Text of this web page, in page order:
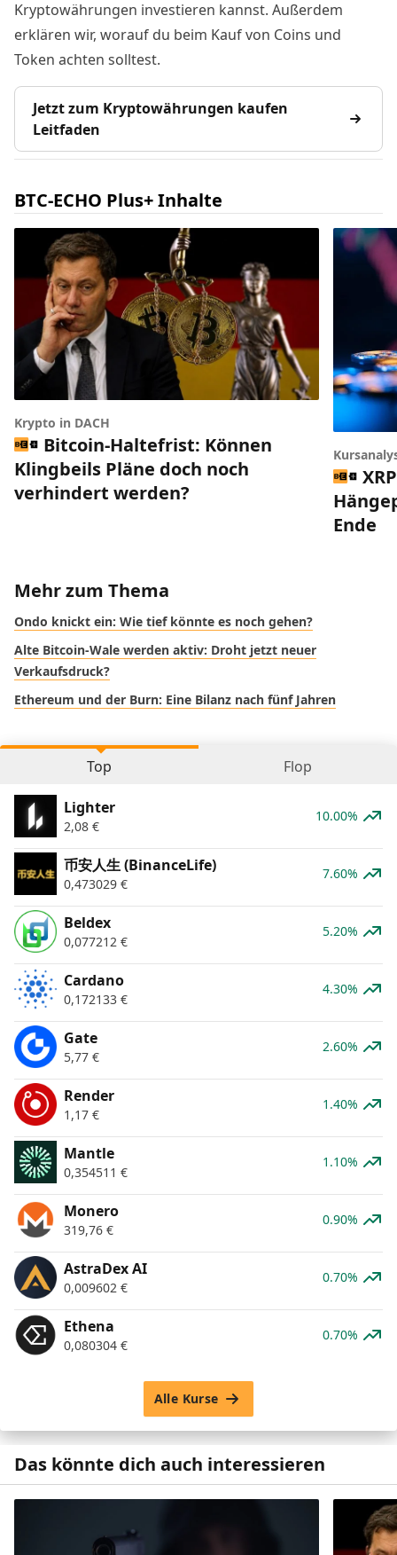
Kryptowährungen investieren kannst. Außerdem
erklären wir, worauf du beim Kauf von Coins und
Token achten solltest.
Jetzt zum Kryptowährungen kaufen
Leitfaden
BTC-ECHO Plus+ Inhalte
Krypto in DACH
Bitcoin-Haltefrist: Können
Klingbeils Pläne doch noch
verhindert werden?
Ende
Mehr zum Thema
Ondo knickt ein: Wie tief könnte es noch gehen?
Alte Bitcoin-Wale werden aktiv: Droht jetzt neuer
Verkaufsdruck?
Ethereum und der Burn: Eine Bilanz nach fünf Jahren
Top Flop
Lighter
2,08 €
10.00%
币安人生 (BinanceLife)
0,473029 €
7.60%
Beldex
0,077212 €
5.20%
Cardano
0,172133 €
4.30%
Gate
5,77 €
2.60%
Render
1,17 €
1.40%
Mantle
0,354511 €
1.10%
Monero
319,76 €
0.90%
AstraDex AI
0,009602 €
0.70%
Ethena
0,080304 €
0.70%
Alle Kurse
Das könnte dich auch interessieren